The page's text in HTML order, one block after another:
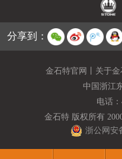
分享到：
金石特官网 关于
中国浙江
电话：
金石特 版权所有
浙公网安